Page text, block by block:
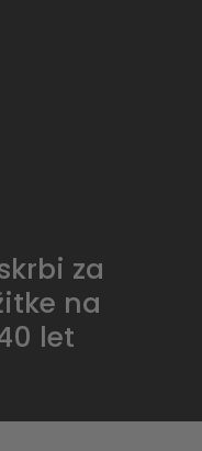
za
na
let